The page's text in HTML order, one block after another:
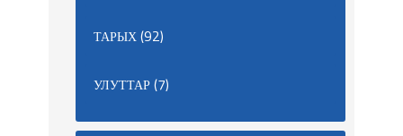
ТАРЫХ(92)
УЛУТТАР(7)